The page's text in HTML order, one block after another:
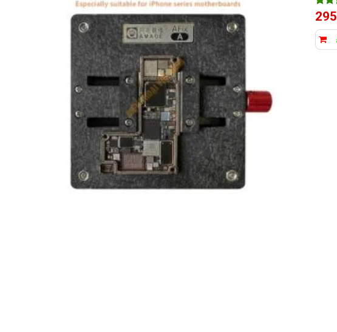
5
dựa
8
đánh